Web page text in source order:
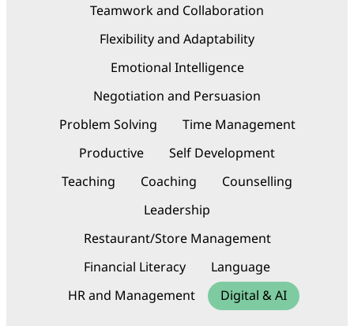
Teamwork and Collaboration
Flexibility and Adaptability
Emotional Intelligence
Negotiation and Persuasion
Problem Solving
Time Management
Productive
Self Development
Teaching
Coaching
Counselling
Leadership
Restaurant/Store Management
Financial Literacy
Language
HR and Management
Digital & AI